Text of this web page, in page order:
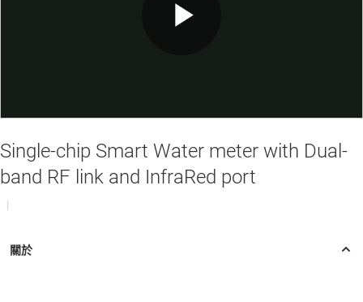
Video
Single-chip Smart Water meter with Dual-
band RF link and InfraRed port
|